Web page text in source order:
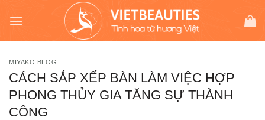
đến
MIYAKO BLOG
CÁCH SẮP XẾP BÀN LÀM VIỆC HỢP
PHONG THỦY GIA TĂNG SỰ THÀNH
CÔNG